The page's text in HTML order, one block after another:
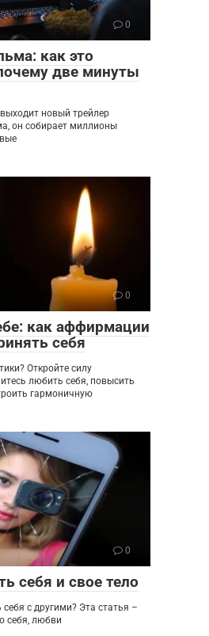
0
как это
две минуты
новый трейлер
он собирает миллионы
0
как аффирмации
себя
Откройте силу
любить себя, повысить
гармоничную
0
себя и свое тело
с другими? Эта статья –
себя, любви